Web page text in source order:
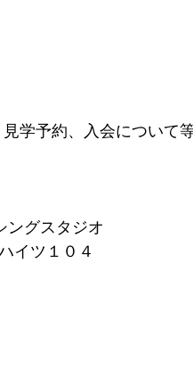
学予約、入会について
ングスタジオ
イツ１０４